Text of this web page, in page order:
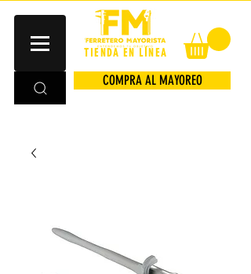
TIENDA EN LÍNEA
COMPRA AL MAYOREO